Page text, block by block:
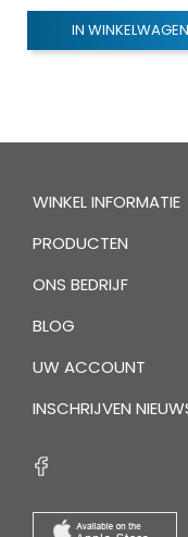
IN WINKELWAGEN
WINKEL INFORMATIE
PRODUCTEN
ONS BEDRIJF
BLOG
UW ACCOUNT
INSCHRIJVEN